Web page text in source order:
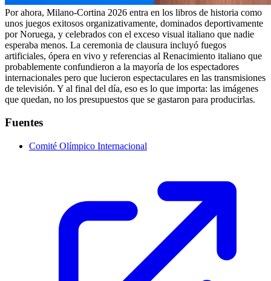
Por ahora, Milano-Cortina 2026 entra en los libros de historia como
unos juegos exitosos organizativamente, dominados deportivamente
por Noruega, y celebrados con el exceso visual italiano que nadie
esperaba menos. La ceremonia de clausura incluyó fuegos
artificiales, ópera en vivo y referencias al Renacimiento italiano que
probablemente confundieron a la mayoría de los espectadores
internacionales pero que lucieron espectaculares en las transmisiones
de televisión. Y al final del día, eso es lo que importa: las imágenes
que quedan, no los presupuestos que se gastaron para producirlas.
Fuentes
Comité Olímpico Internacional